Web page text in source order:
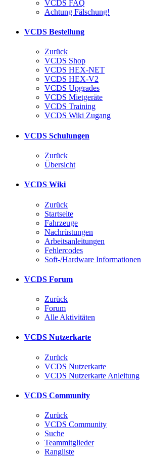
VCDS FAQ
Achtung Fälschung!
VCDS Bestellung
Zurück
VCDS Shop
VCDS HEX-NET
VCDS HEX-V2
VCDS Upgrades
VCDS Mietgeräte
VCDS Training
VCDS Wiki Zugang
VCDS Schulungen
Zurück
Übersicht
VCDS Wiki
Zurück
Startseite
Fahrzeuge
Nachrüstungen
Arbeitsanleitungen
Fehlercodes
Soft-/Hardware Informationen
VCDS Forum
Zurück
Forum
Alle Aktivitäten
VCDS Nutzerkarte
Zurück
VCDS Nutzerkarte
VCDS Nutzerkarte Anleitung
VCDS Community
Zurück
VCDS Community
Suche
Teammitglieder
Rangliste